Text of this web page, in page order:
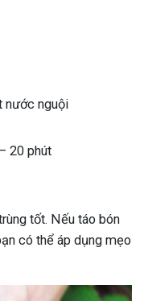
nước nguội
20 phút
tốt. Nếu táo bón
có thể áp dụng mẹo